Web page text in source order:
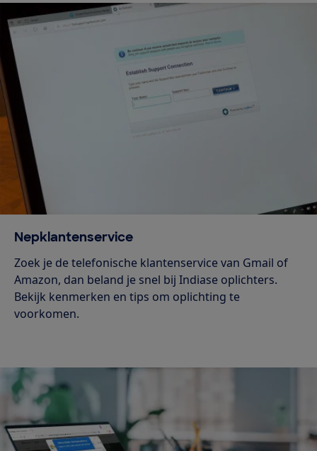
Nepklantenservice
Zoek je de telefonische klantenservice van Gmail of
Amazon, dan beland je snel bij Indiase oplichters.
Bekijk kenmerken en tips om oplichting te
voorkomen.